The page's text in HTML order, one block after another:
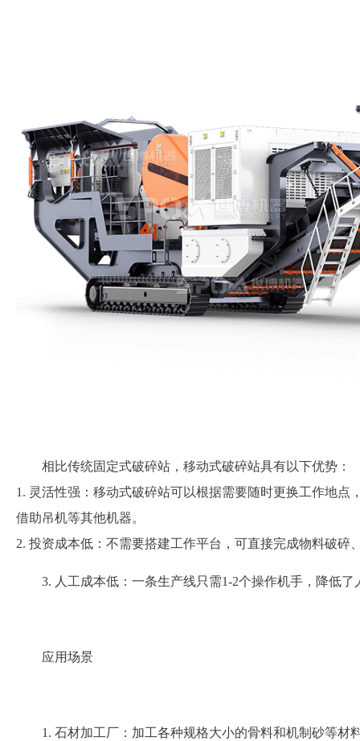
相比传统固定式破碎站，移动式破碎站具有以下优势：
1. 灵活性强：移动式破碎站可以根据需要随时更换工作地点
借助吊机等其他机器。
2. 投资成本低：不需要搭建工作平台，可直接完成物料破碎
3. 人工成本低：一条生产线只需1-2个操作机手，降低了
应用场景
1. 石材加工厂：加工各种规格大小的骨料和机制砂等材